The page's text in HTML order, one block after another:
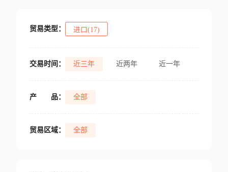
贸易类型： 进口(17)
交易时间： 近三年 近两年 近一年
产 品： 全部
贸易区域： 全部